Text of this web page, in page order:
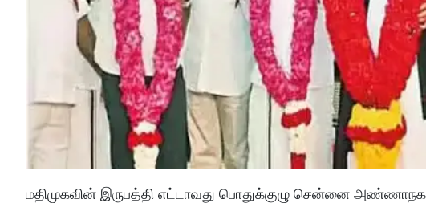
மதிமுகவின் இருபத்தி எட்டாவது பொதுக்குழு சென்னை